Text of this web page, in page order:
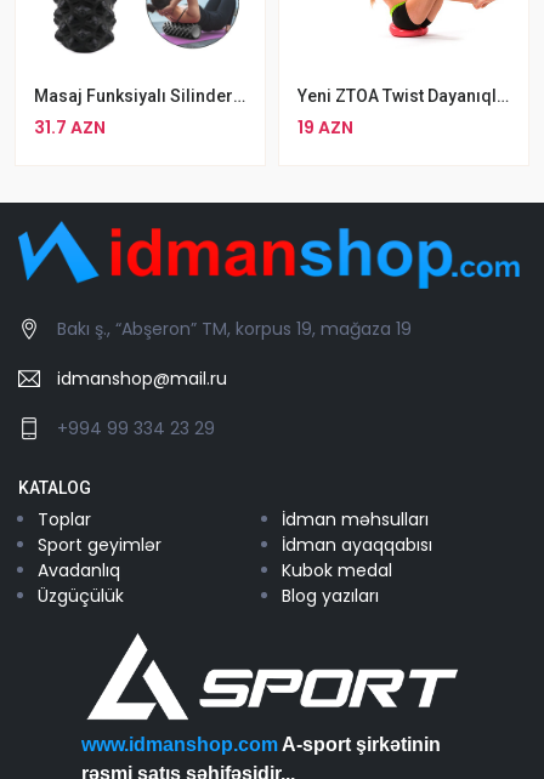
Masaj Funksiyalı Silinder 45sm Hündürlükdə Qara Rengli Silinder
31.7 AZN
Yeni ZTOA Twist Dayanıqlı Balans Dikanlı Topu Ayaq Bel Bədən Masajı Diski
19 AZN
Bakı ş., “Abşeron” TM, korpus 19, mağaza 19
idmanshop@mail.ru
+994 99 334 23 29
KATALOG
Toplar
İdman məhsulları
Sport geyimlər
İdman ayaqqabısı
Avadanlıq
Kubok medal
Üzgüçülük
Blog yazıları
www.idmanshop.com A-sport şirkətinin
rəsmi satış səhifəsidir...